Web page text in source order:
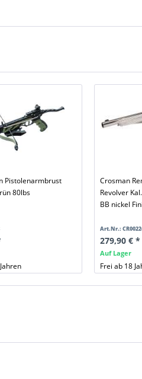
Pistolenarmbrust
80lbs
Crosman
Revolver
BB nickel
Art.Nr.:
279,90 € *
Auf Lager
Frei ab 18